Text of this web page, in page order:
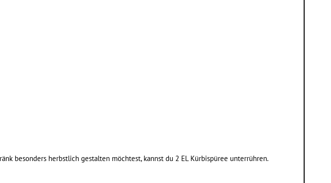
besonders herbstlich gestalten möchtest, kannst du 2 EL Kürbispüree unterrühren.